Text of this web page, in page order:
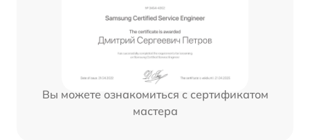
Вы можете ознакомиться с сертификатом
мастера